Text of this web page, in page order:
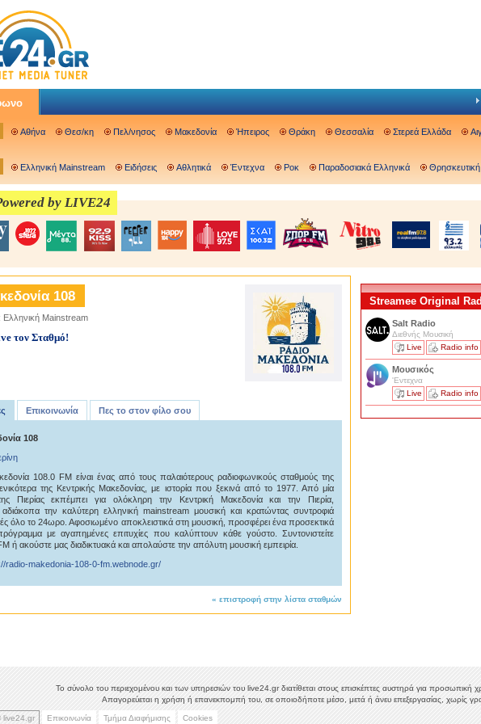
Αθήνα Θεσ/κη Πελ/νησος Μακεδονία Ήπειρος Θράκη Θεσσαλία Στερεά Ελλάδα
Ελληνική Mainstream Ειδήσεις Αθλητικά Έντεχνα Ροκ Παραδοσιακά Ελληνικά Θρησκευτική
by LIVE24
108
Ελληνική Mainstream
τον Σταθμό!
Επικοινωνία Πες το στον φίλο σου
108
108.0 FM είναι ένας από τους παλαιότερους ραδιοφωνικούς σταθμούς της
της Κεντρικής Μακεδονίας, με ιστορία που ξεκινά από το 1977. Από μία
Πιερίας εκπέμπει για ολόκληρη την Κεντρική Μακεδονία και την Πιερία,
αδιάκοπα την καλύτερη ελληνική mainstream μουσική και κρατώντας συντροφιά
όλο το 24ωρο. Αφοσιωμένο αποκλειστικά στη μουσική, προσφέρει ένα προσεκτικά
με αγαπημένες επιτυχίες που καλύπτουν κάθε γούστο. Συντονιστείτε
ή ακούστε μας διαδικτυακά και απολαύστε την απόλυτη μουσική εμπειρία.
radio-makedonia-108-0-fm.webnode.gr/
« επιστροφή στην λίστα σταθμών
Streamee Original
Salt Radio
Διεθνής Μουσική
Live
Radio info
Μουσικός
'Εντεχνα
Live
Radio info
Το σύνολο του περιεχομένου και των υπηρεσιών του live24.gr διατίθεται στους επισκέπτες αυστηρά για προσωπική
Απαγορεύεται η χρήση ή επανεκπομπή του, σε οποιοδήποτε μέσο, μετά ή άνευ επεξεργασίας, χωρίς
live24.gr Επικοινωνία Τμήμα Διαφήμισης Cookies